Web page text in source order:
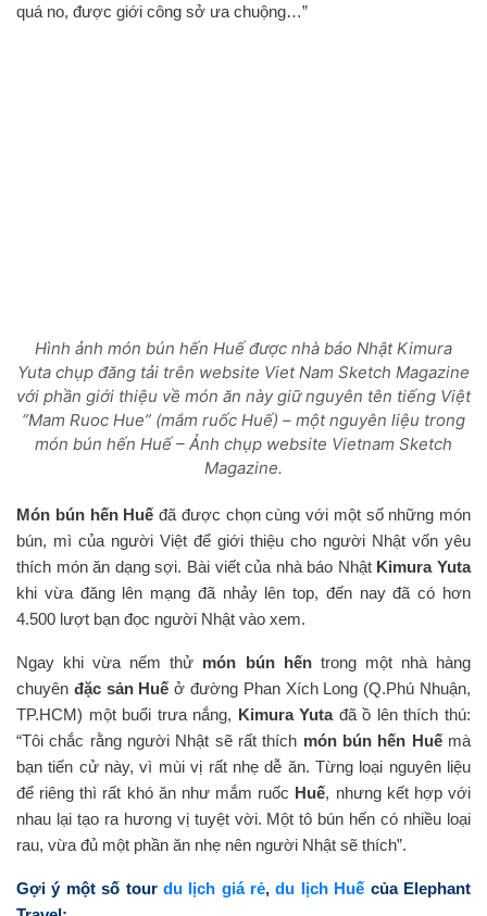
quá no, được giới công sở ưa chuộng…”
Hình ảnh món bún hến Huế được nhà báo Nhật Kimura
Yuta chụp đăng tải trên website Viet Nam Sketch Magazine
với phần giới thiệu về món ăn này giữ nguyên tên tiếng Việt
“Mam Ruoc Hue” (mắm ruốc Huế) – một nguyên liệu trong
món bún hến Huế – Ảnh chụp website Vietnam Sketch
Magazine.
Món bún hến Huế đã được chọn cùng với một số những món
bún, mì của người Việt để giới thiệu cho người Nhật vốn yêu
thích món ăn dạng sợi. Bài viết của nhà báo Nhật Kimura Yuta
khi vừa đăng lên mạng đã nhảy lên top, đến nay đã có hơn
4.500 lượt bạn đọc người Nhật vào xem.
Ngay khi vừa nếm thử món bún hến trong một nhà hàng
chuyên đặc sản Huế ở đường Phan Xích Long (Q.Phú Nhuận,
TP.HCM) một buổi trưa nắng, Kimura Yutađã ồ lên thích thú:
“Tôi chắc rằng người Nhật sẽ rất thích món bún hến Huếmà
bạn tiến cử này, vì mùi vị rất nhẹ dễ ăn. Từng loại nguyên liệu
để riêng thì rất khó ăn như mắm ruốc Huế, nhưng kết hợp với
nhau lại tạo ra hương vị tuyệt vời. Một tô bún hến có nhiều loại
rau, vừa đủ một phần ăn nhẹ nên người Nhật sẽ thích”.
Gợi ý một số tour du lịch giá rẻ,du lịch Huế của Elephant